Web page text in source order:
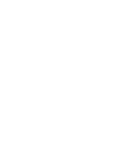
開放服務，作為
或服務處安排之
。
方之智慧財產權
存非法性、侵權
隱私權的資料。
有害之電腦程式
程式、病蟲或定